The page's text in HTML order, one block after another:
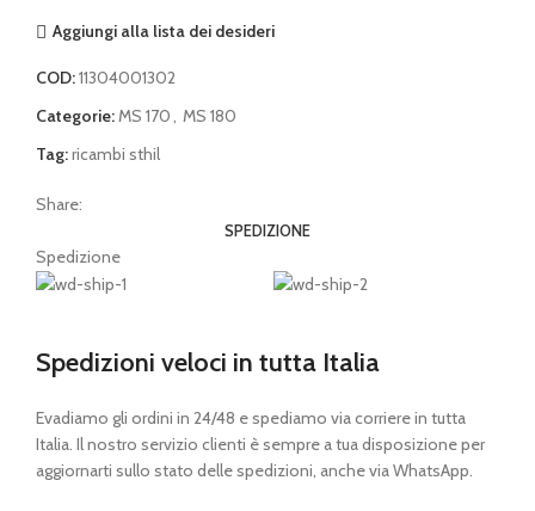
(prima
quantità
Aggiungi alla lista dei desideri
COD:11304001302
Categorie: MS 170
MS 180
Tag:ricambi sthil
Share:
SPEDIZIONE
Spedizione
Spedizioni veloci in tutta Italia
Evadiamo gli ordini in 24/48 e spediamo via corriere in tutta
Italia. Il nostro servizio clienti è sempre a tua disposizione per
aggiornarti sullo stato delle spedizioni, anche via WhatsApp.